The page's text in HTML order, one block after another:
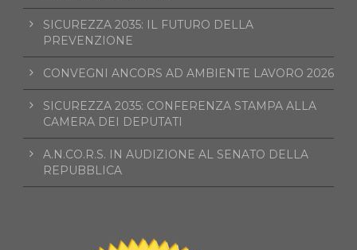
SICUREZZA 2035: IL FUTURO DELLA
PREVENZIONE
CONVEGNI ANCORS AD AMBIENTE LAVORO 2026
SICUREZZA 2035: CONFERENZA STAMPA ALLA
CAMERA DEI DEPUTATI
A.N.CO.R.S. IN AUDIZIONE AL SENATO DELLA
REPUBBLICA